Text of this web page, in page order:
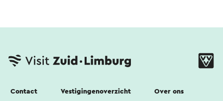
Contact Vestigingenoverzicht Over ons